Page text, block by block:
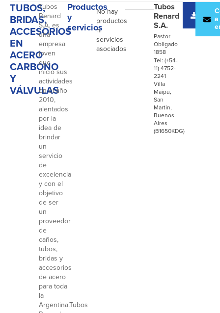
TUBOS,
BRIDAS,
ACCESORIOS
EN
ACERO
CARBONO
Y
VÁLVULAS
Tubos
Renard
S.A. es
una
empresa
joven
que
inició sus
actividades
en el año
2010,
alentados
por la
idea de
brindar
un
servicio
de
excelencia
y con el
objetivo
de ser
un
proveedor
de
caños,
tubos,
bridas y
accesorios
de acero
para toda
la
Argentina.Tubos
Productos
y
servicios
No hay
productos
ni
servicios
asociados
Tubos
Renard
S.A.
Pastor
Obligado
1858
Tel: (+54-
11) 4752-
2241
Villa
Maipu,
San
Martin,
Buenos
Aires
(B1650KDG)